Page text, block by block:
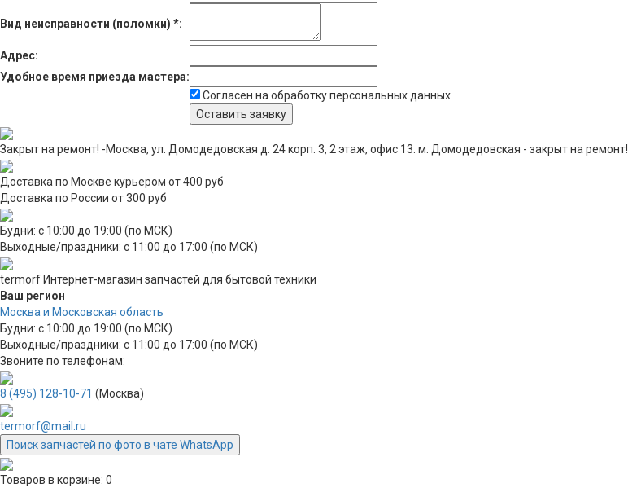
Вид неисправности (поломки) *:
Адрес:
Удобное время приезда мастера:
Согласен на обработку персональных данных
Закрыт на ремонт! -Москва, ул. Домодедовская д. 24 корп. 3, 2 этаж, офис 13. м. Домодедовская - закрыт на ремонт!
Доставка по Москве курьером от 400 руб
Доставка по России от 300 руб
Будни: с 10:00 до 19:00 (по МСК)
Выходные/праздники: с 11:00 до 17:00 (по МСК)
termorf Интернет-магазин запчастей для бытовой техники
Ваш регион
Москва и Московская область
Будни: с 10:00 до 19:00 (по МСК)
Выходные/праздники: с 11:00 до 17:00 (по МСК)
Звоните по телефонам:
8 (495) 128-10-71 (Москва)
termorf@mail.ru
Поиск запчастей по фото в чате WhatsApp
Товаров в корзине: 0